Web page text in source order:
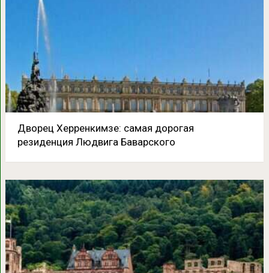
Дворец Херренкимзе: самая дорогая
резиденция Людвига Баварского